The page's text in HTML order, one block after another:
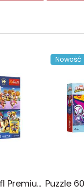
Puzzle 4x88 Trefl Premium Plus Kids Psia Straż Psi Patrol 34693
Nowość